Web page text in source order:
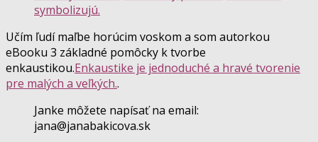
symbolizujú.
Učím ľudí maľbe horúcim voskom a som autorkou
eBooku 3 základné pomôcky k tvorbe
enkaustikou.Enkaustike je jednoduché a hravé tvorenie
pre malých a veľkých..
Janke môžete napísať na email:
jana@janabakicova.sk